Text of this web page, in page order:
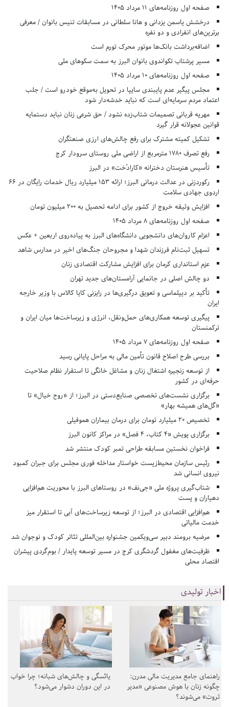
صفحه اول روزنامه‌های 11 مرداد 1405
درخشش یاسمن یزدانی و هانا سلطانی در مسابقات تنیس بانوان / معرفی
برترین‌های انفرادی و دو نفره
اضافه‌برداشت بانک‌ها موتور محرک تورم است
مسیر پرشتاب تکواندوی بانوان البرز به سمت سکوهای ملی
صفحه اول روزنامه‌های 10 مرداد 1405
مجلس پیگیر عدم پایبندی سایپا در تحویل به‌موقع خودرو است / جلب
اعتماد مردم سرمایه‌ای است که نباید خدشه‌دار شود
مهریه قربانی تصمیمات شتاب‌زده نشود / حق شرعی زنان نباید دستمایه
قوانین عجولانه قرار گیرد
تشکیل کمیته مشترک برای رفع چالش‌های ارزی صنعتگران
رفع تصرف ۱۷۸۰ مترمربع از اراضی ملی روستای سرودار کرج
تأسیس هنرستان دخترانه «کارادُخت» در البرز
رکوردزنی در عدالت درمانی البرز؛ ارائه ۱۵۳ میلیارد ریال خدمات رایگان در ۶۶
اردوی جهادی سلامت
افزایش وثیقه خروج از کشور برای ادامه تحصیل به ۲۰۰ میلیون تومان
صفحه اول روزنامه‌های 8 مرداد 1405
اعزام کاروان‌های دانشجویی دانشگاه‌های البرز به پیاده‌روی اربعین + عکس
تسهیل ثبت‌نام فرزندان شهدا و مجروحان جنگ‌های اخیر در مدارس شاهد
عزم استانداری کرمان برای افزایش مشارکت اقتصادی زنان
دو چالش اصلی در جانمایی آرامستان‌های جدید تهران
تأکید بر دیپلماسی و تعویق درگیری‌ها در رایزنی کایا کالاس با وزیر خارجه
ایران
پیگیری توسعه همکاری‌های حمل‌ونقل، انرژی و زیرساخت‌ها میان ایران و
ترکمنستان
صفحه اول روزنامه‌های 7 مرداد 1405
بررسی طرح اصلاح قانون تأمین مالی به مراحل پایانی رسید
از توسعه زنجیره اشتغال زنان و مشاغل خانگی تا استقرار نظام صلاحیت
حرفه‌ای در کشور
برگزاری نشست‌های تخصصی صنایع‌دستی در البرز؛ از «روح خیال» تا
«گل‌های همیشه بهار»
تخصیص ۲۰ میلیارد تومان برای درمان بیماران هموفیلی
برگزاری پویش «۴ کتاب، ۴ فصل» در مراکز کانون البرز
فراخوان نخستین مسابقه طراحی تمبر کودک منتشر شد
رئیس سازمان محیط‌زیست خواستار مداخله فوری مجلس برای جبران کمبود
نیروی انسانی شد
شتاب‌گیری پروژه ملی «جی‌نف» در روستاهای البرز با محوریت هم‌افزایی
دهیاران و پست
هم‌افزایی اقتصادی در البرز؛ از توسعه زیرساخت‌های آبی تا استقرار میز
خدمت مالیاتی
مرضیه برومند دبیر سی‌ویکمین جشنواره بین‌المللی تئاتر کودک و نوجوان شد
ظرفیت‌های مغفول گردشگری کرج در مسیر توسعه پایدار / بوم‌گردی پیشران
اقتصاد محلی
اخبار تولیدی
راهنمای جامع مدیریت مالی مدرن:
چگونه زنان با هوش مصنوعی «مدیر
ثروت» می‌شوند؟
یائسگی و چالش‌های شبانه؛ چرا خواب
در این دوران دشوار می‌شود؟